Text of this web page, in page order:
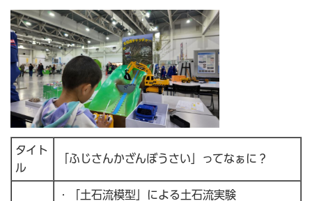
タイト
ル
「ふじさんかざんぼうさい」ってなぁに？
・「土石流模型」による土石流実験